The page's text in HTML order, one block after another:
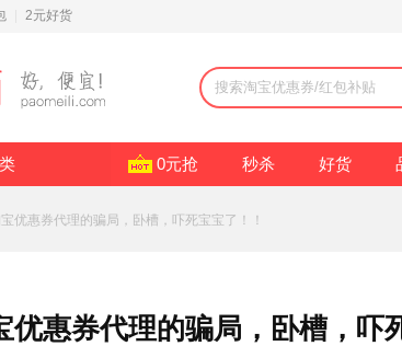
2元好货
0元抢 秒杀 好货
优惠券代理的骗局，卧槽，吓死宝宝了！！
优惠券代理的骗局，卧槽，吓